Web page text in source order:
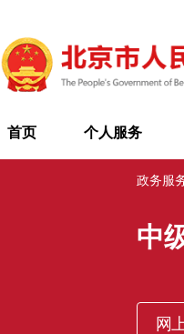
首页 个人服务
政务服
中
网